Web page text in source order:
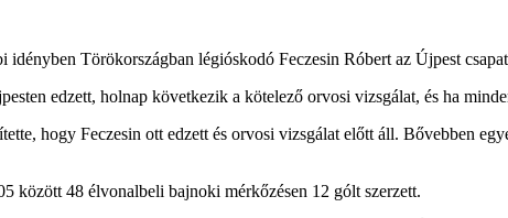
Törökországban légióskodó Feczesin Róbert az Újpest
edzett, holnap következik a kötelező orvosi vizsgálat, és ha
hogy Feczesin ott edzett és orvosi vizsgálat előtt áll. Bővebben
között 48 élvonalbeli bajnoki mérkőzésen 12 gólt szerzett.